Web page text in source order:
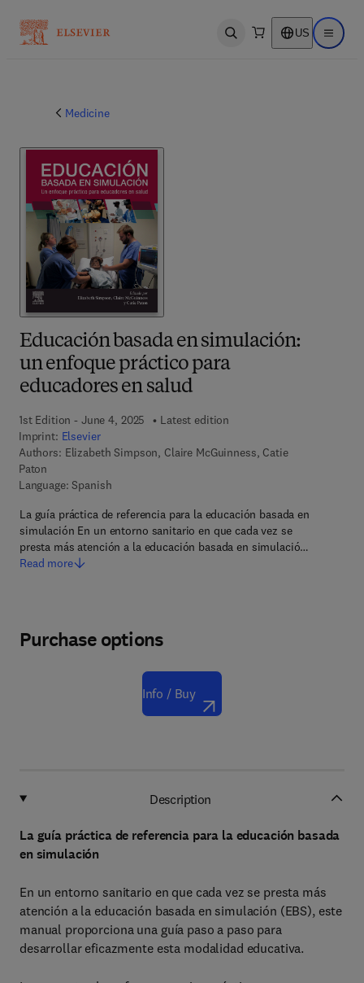
Open search US Open
Medicine
Educación basada en simulación:
un enfoque práctico para
educadores en salud
1st Edition - June 4, 2025
Latest edition
Imprint: Elsevier
Authors: Elizabeth Simpson, Claire McGuinness, Catie
Paton
Language: Spanish
La guía práctica de referencia para la educación basada en
simulación En un entorno sanitario en que cada vez se
presta más atención a la educación basada en simulació…
Read more
Purchase options
Info / Buy
Description
La guía práctica de referencia para la educación basada
en simulación
En un entorno sanitario en que cada vez se presta más
atención a la educación basada en simulación (EBS), este
manual proporciona una guía paso a paso para
desarrollar eficazmente esta modalidad educativa.